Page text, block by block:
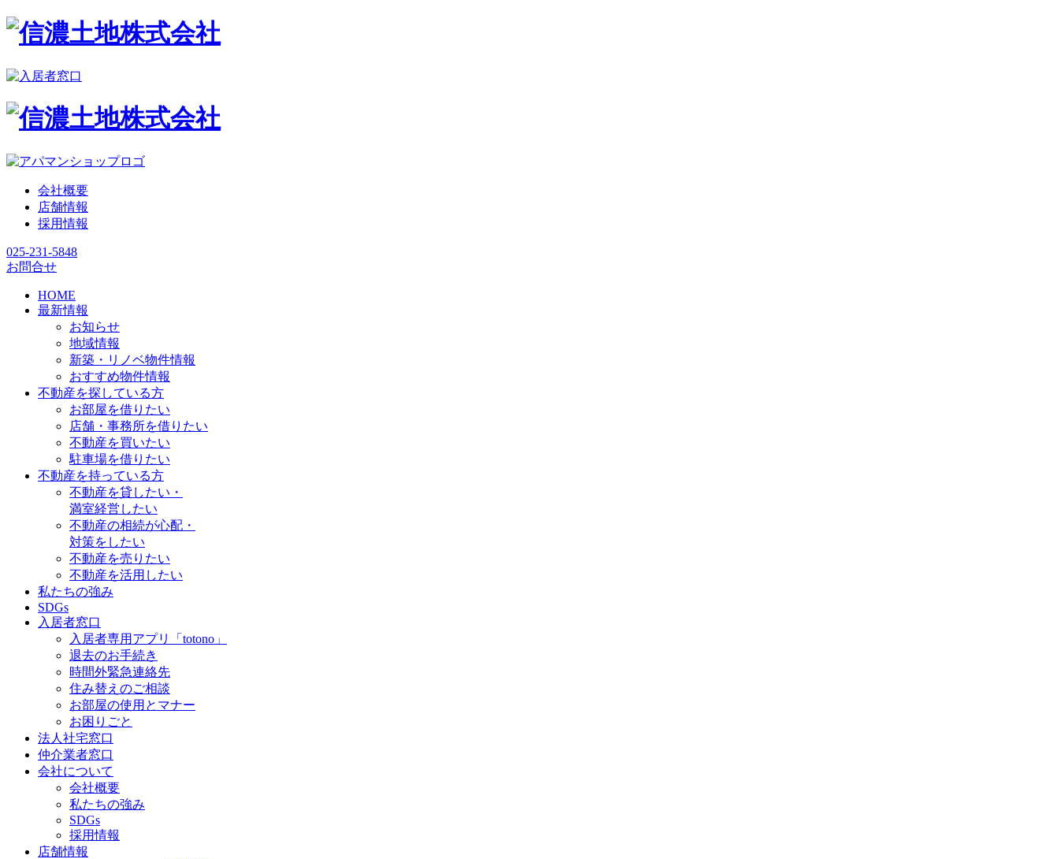
会社概要
店舗情報
採用情報
025-231-5848
お問合せ
HOME
最新情報
お知らせ
地域情報
新築・リノベ物件情報
おすすめ物件情報
不動産を探している方
お部屋を借りたい
店舗・事務所を借りたい
不動産を買いたい
駐車場を借りたい
不動産を持っている方
不動産を貸したい・
満室経営したい
不動産の相続が心配・
対策をしたい
不動産を売りたい
不動産を活用したい
私たちの強み
SDGs
入居者窓口
入居者専用アプリ「totono」
退去のお手続き
時間外緊急連絡先
住み替えのご相談
お部屋の使用とマナー
お困りごと
法人社宅窓口
仲介業者窓口
会社について
会社概要
私たちの強み
SDGs
採用情報
店舗情報